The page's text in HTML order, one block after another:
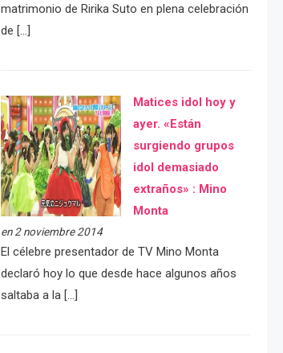
matrimonio de Ririka Suto en plena celebración
de […]
Matices idol hoy y
ayer. «Están
surgiendo grupos
idol demasiado
extraños» : Mino
Monta
en 2 noviembre 2014
El célebre presentador de TV Mino Monta
declaró hoy lo que desde hace algunos años
saltaba a la […]